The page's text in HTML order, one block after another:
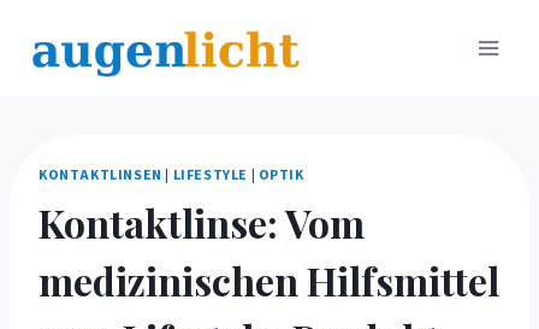
Inhalt
KONTAKTLINSEN | LIFESTYLE | OPTIK
Kontaktlinse: Vom
medizinischen Hilfsmittel